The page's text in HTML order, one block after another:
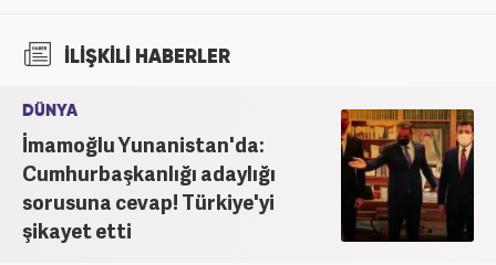
İLİŞKİLİ HABERLER
DÜNYA
İmamoğlu Yunanistan'da:
Cumhurbaşkanlığı adaylığı
sorusuna cevap! Türkiye'yi
şikayet etti